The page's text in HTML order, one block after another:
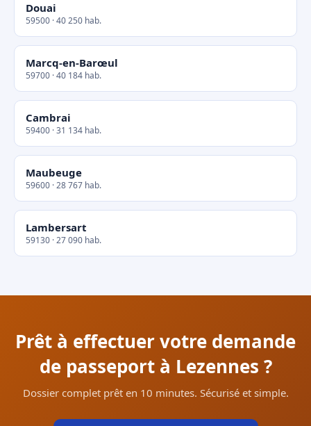
Douai
59500 · 40 250 hab.
Marcq-en-Barœul
59700 · 40 184 hab.
Cambrai
59400 · 31 134 hab.
Maubeuge
59600 · 28 767 hab.
Lambersart
59130 · 27 090 hab.
Prêt à effectuer votre demande
de passeport à Lezennes ?
Dossier complet prêt en 10 minutes. Sécurisé et simple.